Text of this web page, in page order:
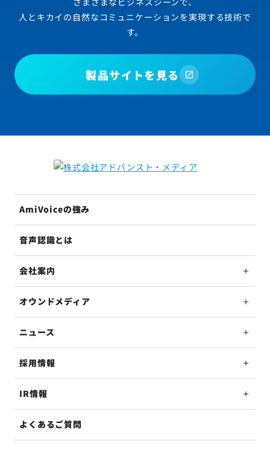
人とキカイの自然なコミュニケーションを実現する技術で
す。
製品サイトを見る
AmiVoiceの強み
音声認識とは
会社案内
オウンドメディア
ニュース
採用情報
IR情報
よくあるご質問